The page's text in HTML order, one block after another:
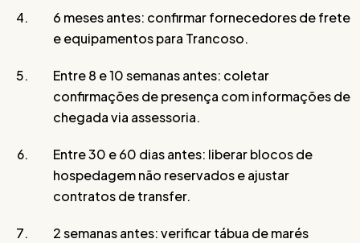
6 meses antes: confirmar fornecedores de frete
e equipamentos para Trancoso.
Entre 8 e 10 semanas antes: coletar
confirmações de presença com informações de
chegada via assessoria.
Entre 30 e 60 dias antes: liberar blocos de
hospedagem não reservados e ajustar
contratos de transfer.
2 semanas antes: verificar tábua de marés